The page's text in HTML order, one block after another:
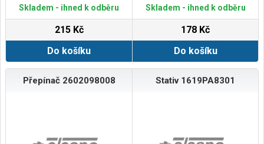
Skladem - ihned k odběru
215 Kč
Do košíku
Skladem - ihned k odběru
178 Kč
Do košíku
Přepínač 2602098008 Stativ 1619PA8301